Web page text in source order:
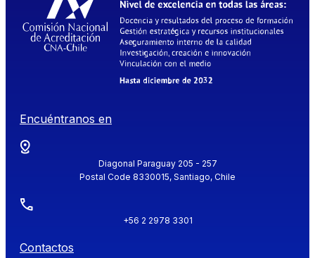
Encuéntranos en
Diagonal Paraguay 205 - 257
Postal Code 8330015, Santiago, Chile
+56 2 2978 3301
Contactos